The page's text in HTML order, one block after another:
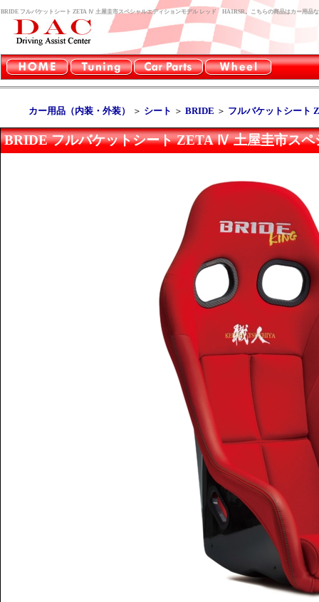
BRIDE フルバケットシート ZETA Ⅳ 土屋圭市スペシャルエディションモデル レッド HA1RSR。こちらの商品はカー用品
カー用品（内装・外装） ＞ シート ＞ BRIDE ＞ フルバケットシート
BRIDE フルバケットシート ZETA Ⅳ 土屋圭市ス